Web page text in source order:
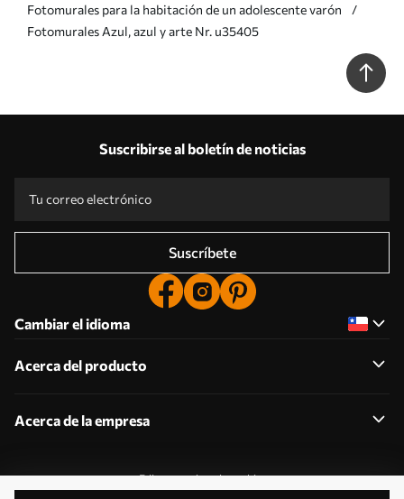
Fotomurales para la habitación de un adolescente varón
Fotomurales Azul, azul y arte Nr. u35405
Suscribirse al boletín de noticias
Suscríbete
Cambiar el idioma
Acerca del producto
Acerca de la empresa
Editar permisos de cookies